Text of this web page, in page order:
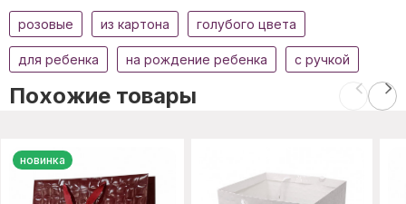
розовые из картона голубого цвета
для ребенка на рождение ребенка с ручкой
Похожие товары
новинка